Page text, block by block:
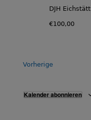
DJH Eichstätt
€100,00
VorherigeV
a
Kalender abonnieren